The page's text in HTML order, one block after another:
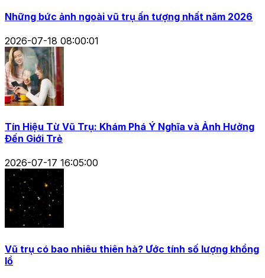
Những bức ảnh ngoài vũ trụ ấn tượng nhất năm 2026
2026-07-18 08:00:01
Tín Hiệu Từ Vũ Trụ: Khám Phá Ý Nghĩa và Ảnh Hưởng
Đến Giới Trẻ
2026-07-17 16:05:00
Vũ trụ có bao nhiêu thiên hà? Ước tính số lượng khổng
lồ